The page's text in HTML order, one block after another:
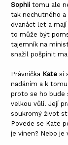
Sophii tomu ale
tak nechutného a
dvanáct let a
to může být
tajemník na
snažil pošpinit
Právnička Kate si
nadáním a k
proto se ho bude
velkou vůlí. Její
soukromý život
Povede se Kate
je vinen? Nebo je